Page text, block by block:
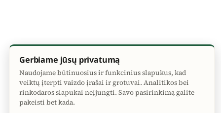
Gerbiame jūsų privatumą
Naudojame būtinuosius ir funkcinius slapukus, kad
veiktų įterpti vaizdo įrašai ir grotuvai. Analitikos bei
rinkodaros slapukai neįjungti. Savo pasirinkimą galite
pakeisti bet kada.